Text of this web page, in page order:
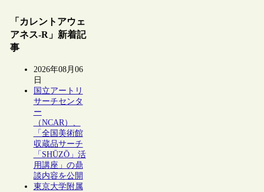
「カレントアウェ
アネス-R」新着記
事
2026年08月06
日
国立アートリ
サーチセンタ
ー
（NCAR）、
「全国美術館
収蔵品サーチ
「SHŪZŌ」活
用講座」の鼎
談内容を公開
東京大学附属